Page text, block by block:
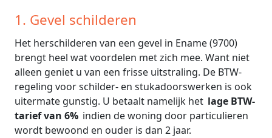
1. Gevel schilderen
Het herschilderen van een gevel in Ename (9700)
brengt heel wat voordelen met zich mee. Want niet
alleen geniet u van een frisse uitstraling. De BTW-
regeling voor schilder- en stukadoorswerken is ook
uitermate gunstig. U betaalt namelijk het lage BTW-
tarief van 6% indien de woning door particulieren
wordt bewoond en ouder is dan 2 jaar.